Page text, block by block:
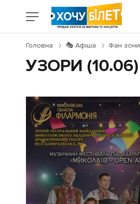
Головна 🎭 Афіша Фан зони
УЗОРИ (10.06)